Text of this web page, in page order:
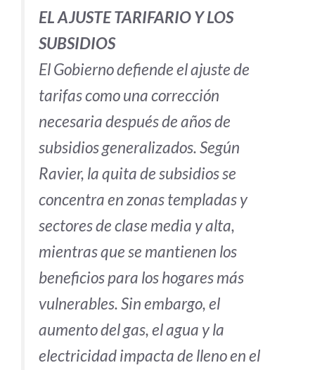
EL AJUSTE TARIFARIO Y LOS
SUBSIDIOS
El Gobierno defiende el ajuste de
tarifas como una corrección
necesaria después de años de
subsidios generalizados. Según
Ravier, la quita de subsidios se
concentra en zonas templadas y
sectores de clase media y alta,
mientras que se mantienen los
beneficios para los hogares más
vulnerables. Sin embargo, el
aumento del gas, el agua y la
electricidad impacta de lleno en el